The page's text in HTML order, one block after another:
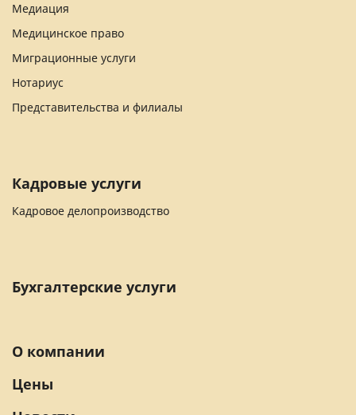
Медиация
Медицинское право
Миграционные услуги
Нотариус
Представительства и филиалы
Кадровые услуги
Кадровое делопроизводство
Бухгалтерские услуги
О компании
Цены